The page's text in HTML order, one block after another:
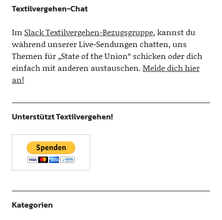
Textilvergehen-Chat
Im Slack Textilvergehen-Bezugsgruppe, kannst du
während unserer Live-Sendungen chatten, uns
Themen für „State of the Union“ schicken oder dich
einfach mit anderen austauschen.Melde dich hier
an!
Unterstützt Textilvergehen!
Kategorien